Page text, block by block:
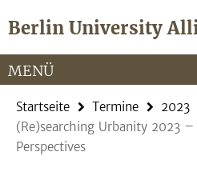
direkt
Inhalt
Berlin University
Service-
Navigation
MENÜ
Startseite Termine 2023
(Re)searching Urbanity 2023
Perspectives